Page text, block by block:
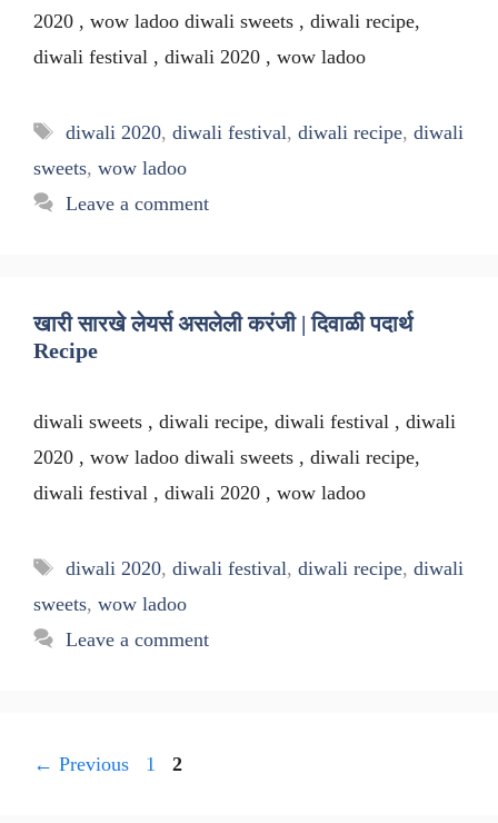
2020 , wow ladoo diwali sweets , diwali recipe,
diwali festival , diwali 2020 , wow ladoo
Tags
diwali 2020, diwali festival, diwali recipe, diwali
sweets, wow ladoo
Leave a comment
खारी सारखे लेयर्स असलेली करंजी | दिवाळी पदार्थ
Recipe
diwali sweets , diwali recipe, diwali festival , diwali
2020 , wow ladoo diwali sweets , diwali recipe,
diwali festival , diwali 2020 , wow ladoo
Tags
diwali 2020, diwali festival, diwali recipe, diwali
sweets, wow ladoo
Leave a comment
← Previous Page
1 Page
2